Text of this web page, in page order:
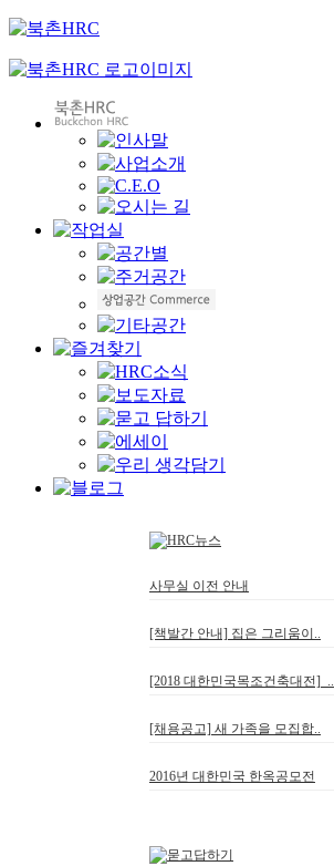
사무실 이전 안내
[책발간 안내] 집은 그리움이..
[2018 대한민국목조건축대전]_..
[채용공고] 새 가족을 모집합..
2016년 대한민국 한옥공모전